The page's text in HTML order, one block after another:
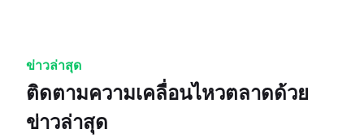
ข่าวล่าสุด
ติดตามความเคลื่อนไหวตลาดด้วย
ข่าวล่าสุด